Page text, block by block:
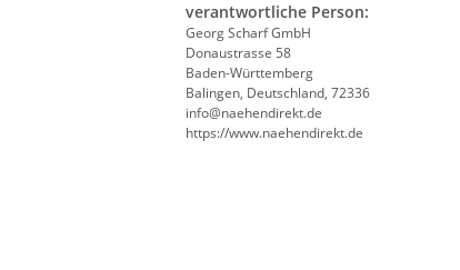
verantwortliche Person:
Georg Scharf GmbH
Donaustrasse 58
Baden-Württemberg
Balingen, Deutschland, 72336
info@naehendirekt.de
https://www.naehendirekt.de